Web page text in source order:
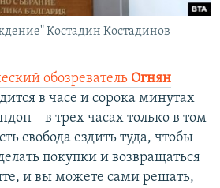
Костадин Костадинов
обозреватель Огнян
в часе и сорока минутах
– в трех часах только в том
свобода ездить туда, чтобы
покупки и возвращаться
и вы можете сами решать,